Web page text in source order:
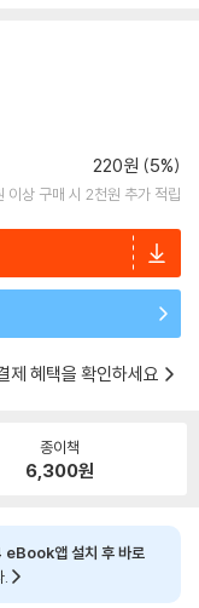
220원 (5%)
이상 구매 시 2천원 추가 적립
제 혜택을 확인하세요
종이책
6,300원
eBook앱 설치 후 바로